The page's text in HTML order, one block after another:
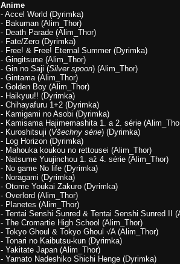
Anime
- Accel World (Dyrimka)
- Bakuman (Alim_Thor)
- Death Parade (Alim_Thor)
- Fate/Zero (Dyrimka)
- Free! & Free! Eternal Summer (Dyrimka)
- Gingitsune (Alim_Thor)
- Gin no Saji (Silver spoon) (Alim_Thor)
- Gintama (Alim_Thor)
- Golden Boy (Alim_Thor)
- Haikyuu!! (Dyrimka)
- Chihayafuru 1+2 (Dyrimka)
- Kamigami no Asobi (Dyrimka)
- Kamisama Hajimemashita 1. a 2. série
- Kuroshitsuji (Všechny série) (Dyrimka)
- Log Horizon (Dyrimka)
- Mahouka koukou no rettousei (Alim_Thor)
- Natsume Yuujinchou 1. až 4. série (Alim_Thor)
- No game No life (Dyrimka)
- Noragami (Dyrimka)
- Otome Youkai Zakuro (Dyrimka)
- Overlord (Alim_Thor)
- Planetes (Alim_Thor)
- Tentai Senshi Sunred & Tentai Senshi Sunred II
- The Cromartie High School (Alim_Thor)
- Tokyo Ghoul & Tokyo Ghoul √A (Alim_Thor)
- Tonari no Kaibutsu-kun (Dyrimka)
- Yakitate Japan (Alim_Thor)
- Yamato Nadeshiko Shichi Henge (Dyrimka)